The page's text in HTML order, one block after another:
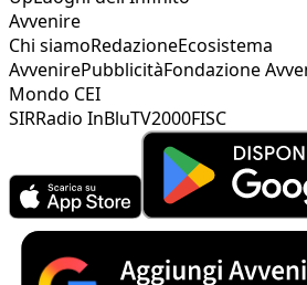
Avvenire
Chi siamoRedazioneEcosistema
AvvenirePubblicitàFondazione
Mondo CEI
SIRRadio InBluTV2000FISC